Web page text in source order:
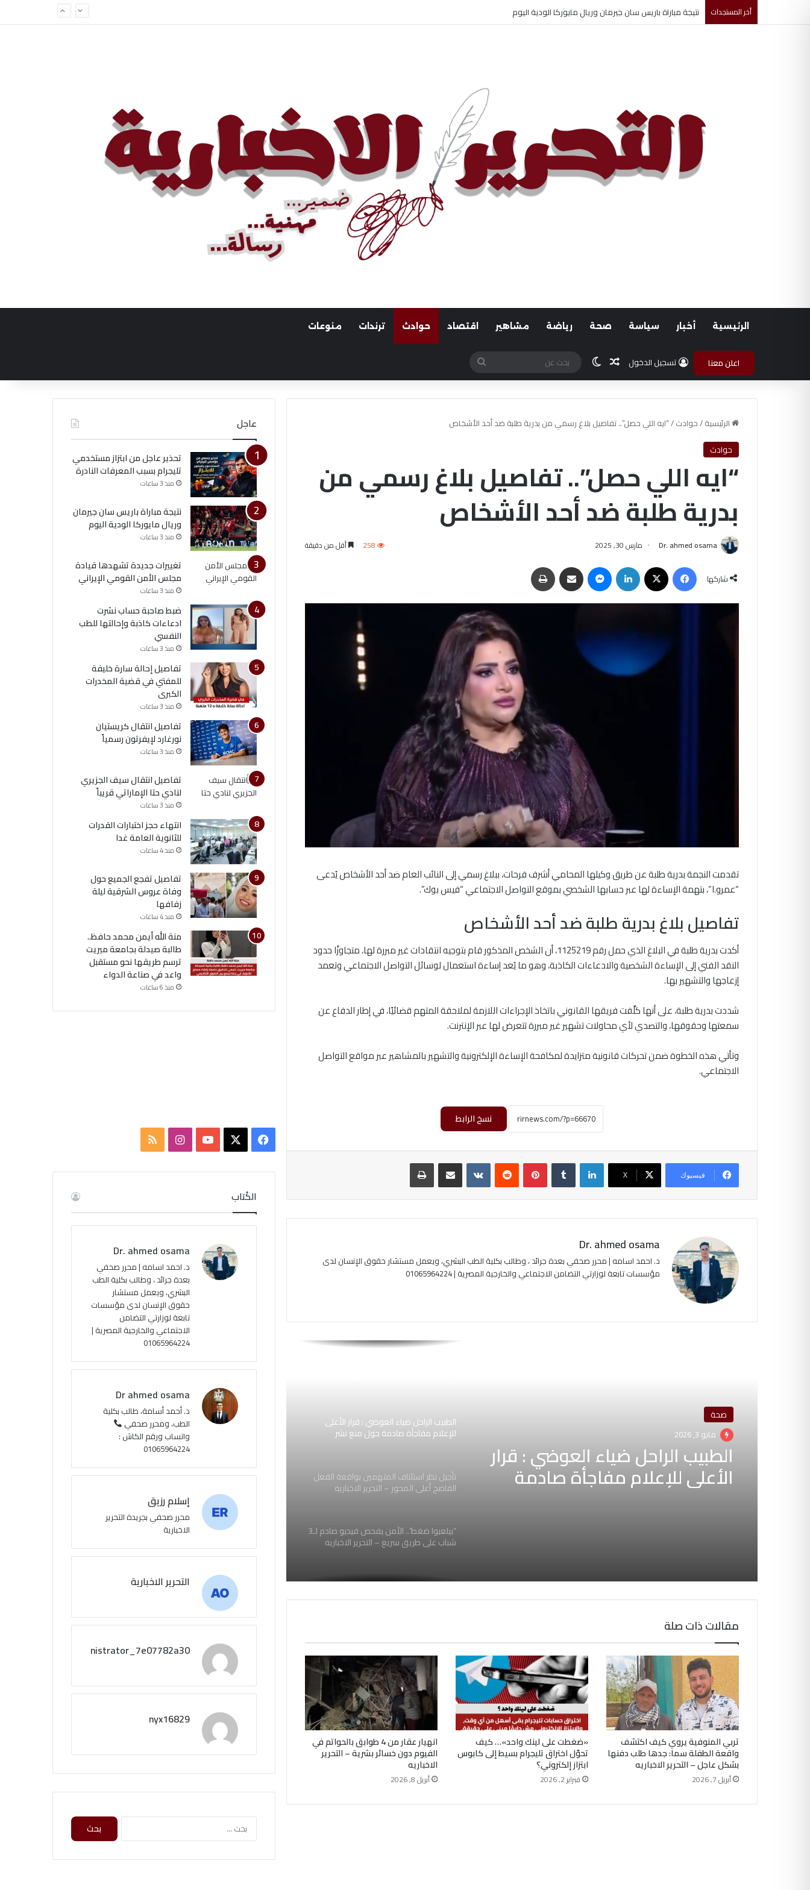
أخر المستجدات
الرئيسية أخبار سياسة صحة رياضة مشاهير اقتصاد حوادث ترندات منوعات
اعلن معنا تسجيل الدخول مقال عشوائي
الوضع المظلم
عن
الرئيسية/حوادث/“ايه اللي حصل”.. تفاصيل بلاغ رسمي من بدرية طلبة ضد أحد الأشخاص
حوادث
“ايه اللي حصل”.. تفاصيل بلاغ رسمي من
بدرية طلبة ضد أحد الأشخاص
Dr. ahmed osama مارس 30, 2025 258 أقل من دقيقة
شاركها
تقدمت النجمة بدرية طلبة عن طريق وكيلها المحامي أشرف فرحات، ببلاغ رسمي إلى النائب العام ضد أحد الأشخاص يُدعى
“عمرو.ا”، بتهمة الإساءة لها عبر حسابها الشخصي بموقع التواصل الاجتماعي “فيس بوك”.
تفاصيل بلاغ بدرية طلبة ضد أحد الأشخاص
أكدت بدرية طلبة في البلاغ الذي حمل رقم 1125219، أن الشخص المذكور قام بتوجيه انتقادات غير مبررة لها، متجاوزًا حدود
النقد الفني إلى الإساءة الشخصية والادعاءات الكاذبة، وهو ما يُعد إساءة استعمال لوسائل التواصل الاجتماعي وتعمد
إزعاجها والتشهير بها.
شددت بدرية طلبة، على أنها كلَّفت فريقها القانوني باتخاذ الإجراءات اللازمة لملاحقة المتهم قضائيًا، في إطار الدفاع عن
سمعتها وحقوقها، والتصدي لأي محاولات تشهير غير مبررة تتعرض لها عبر الإنترنت.
وتأتي هذه الخطوة ضمن تحركات قانونية متزايدة لمكافحة الإساءة الإلكترونية والتشهير بالمشاهير عبر مواقع التواصل
الاجتماعي.
نسخ الرابط
فيسبوك ‫X
لينكدإن بينتيريست
Dr. ahmed osama
د. احمد اسامه | محرر صحفي بعدة جرائد ، وطالب بكلية الطب البشري، ويعمل مستشار حقوق الإنسان لدى
مؤسسات تابعة لوزارتي التضامن الاجتماعي والخارجية المصرية | 01065964224
صحة
مايو 3, 2026
الطبيب الراحل ضياء العوضي : قرار
الأعلى للإعلام مفاجأة صادمة
حول منع نشر مقاطعه 2026
الطبيب الراحل ضياء العوضي : قرار الأعلى
للإعلام مفاجأة صادمة حول منع نشر
مقاطعه 2026
تأجيل نظر استئناف المتهمين بواقعة الفعل
الفاضح أعلى المحور – التحرير الاخباريه
“بيلعبوا ضغط”.. الأمن يفحص فيديو صادم لـ3
شباب على طريق سريع – التحرير الاخباريه
مقالات ذات صلة
تربي المنوفية يروي كيف اكتشف
واقعة الطفلة سما: جدها طلب دفنها
بشكل عاجل – التحرير الاخباريه
أبريل 7, 2026
«ضغطت على لينك واحد»… كيف
تحوّل اختراق تليجرام بسيط إلى كابوس
ابتزاز إلكتروني؟
فبراير 2, 2026
انهيار عقار من 4 طوابق بالحواتم في
الفيوم دون خسائر بشرية – التحرير
الاخباريه
أبريل 8, 2026
عاجل
تحذير عاجل من ابتزاز مستخدمي
تليجرام بسبب المعرفات النادرة
منذ 3 ساعات
نتيجة مباراة باريس سان جيرمان
وريال مايوركا الودية اليوم
منذ 3 ساعات
تغييرات جديدة تشهدها قيادة
مجلس الأمن القومي الإيراني
منذ 3 ساعات
ضبط صاحبة حساب نشرت
ادعاءات كاذبة وإحالتها للطب
النفسي
منذ 3 ساعات
تفاصيل إحالة سارة خليفة
للمفتي في قضية المخدرات
الكبرى
منذ 3 ساعات
تفاصيل انتقال كريستيان
نورغارد لإيفرتون رسمياً
منذ 3 ساعات
تفاصيل انتقال سيف الجزيري
لنادي حتا الإماراتي قريباً
منذ 3 ساعات
انتهاء حجز اختبارات القدرات
للثانوية العامة غدا
منذ 4 ساعات
تفاصيل تفجع الجميع حول
وفاة عروس الشرقية ليلة
زفافها
منذ 4 ساعات
منة الله أيمن محمد حافظ..
طالبة صيدلة بجامعة ميريت
ترسم طريقها نحو مستقبل
واعد في صناعة الدواء
منذ 6 ساعات
س
ب
u
u
ا
ت
ر
ا
م
ص
ل
م
و
ق
ع
S
S
الكُتاب
Dr. ahmed osama
د. احمد اسامه | محرر صحفي
بعدة جرائد ، وطالب بكلية الطب
البشري، ويعمل مستشار
حقوق الإنسان لدى مؤسسات
تابعة لوزارتي التضامن
الاجتماعي والخارجية المصرية |
01065964224
Dr ahmed osama
د. أحمد أسامة، طالب بكلية
الطب، ومحرر صحفي
واتساب ورقم الكاش :
01065964224
إسلام رزيق
محرر صحفي بجريدة التحرير
الاخبارية
التحرير الاخبارية
administrator_7e07782a30
nyx16829
ح